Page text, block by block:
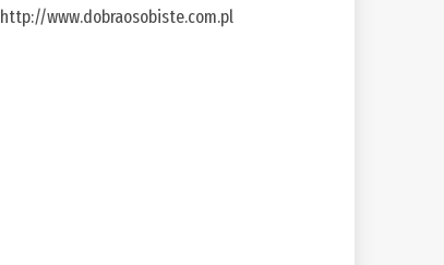
http://www.dobraosobiste.com.pl